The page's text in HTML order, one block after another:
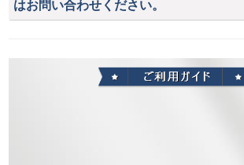
はお問い合わせください。